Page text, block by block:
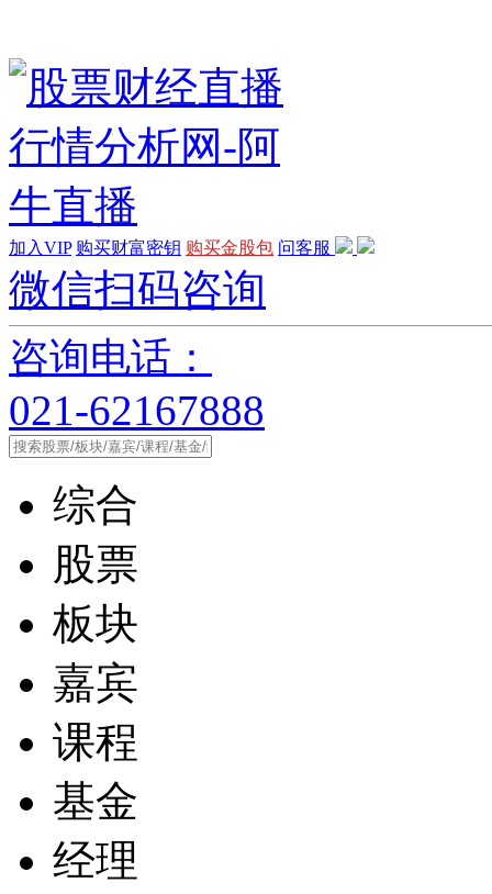
加入VIP 购买财富密钥 购买金股包 问客服
微信扫码咨询
咨询电话：
021-62167888
综合
股票
板块
嘉宾
课程
基金
经理